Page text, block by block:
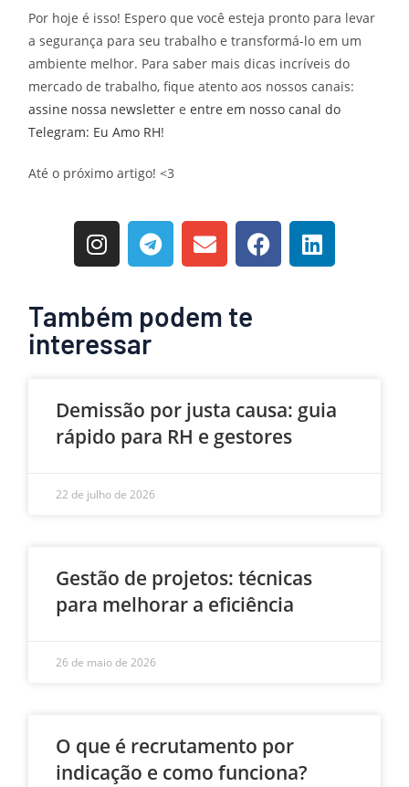
Por hoje é isso! Espero que você esteja pronto para levar
a segurança para seu trabalho e transformá-lo em um
ambiente melhor. Para saber mais dicas incríveis do
mercado de trabalho, fique atento aos nossos canais:
assine nossa newsletter eentre em nosso canal do
Telegram: Eu Amo RH!
Até o próximo artigo! <3
Também podem te
interessar
Demissão por justa causa: guia
rápido para RH e gestores
22 de julho de 2026
Gestão de projetos: técnicas
para melhorar a eficiência
26 de maio de 2026
O que é recrutamento por
indicação e como funciona?